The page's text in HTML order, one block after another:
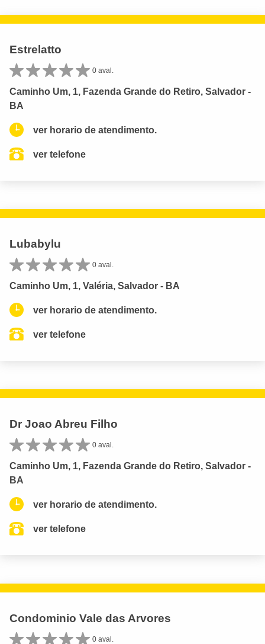
Estrelatto
0 aval.
Caminho Um, 1, Fazenda Grande do Retiro, Salvador -
BA
ver horario de atendimento.
ver telefone
Lubabylu
0 aval.
Caminho Um, 1, Valéria, Salvador - BA
ver horario de atendimento.
ver telefone
Dr Joao Abreu Filho
0 aval.
Caminho Um, 1, Fazenda Grande do Retiro, Salvador -
BA
ver horario de atendimento.
ver telefone
Condominio Vale das Arvores
0 aval.